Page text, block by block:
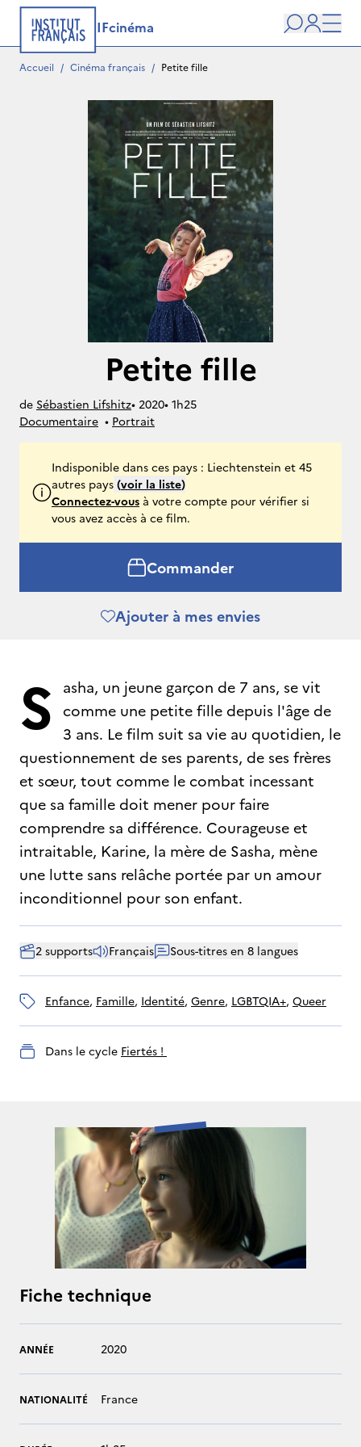
IFcinéma
user
Accueil / Cinéma français / Petite fille
Petite fille
de Sébastien Lifshitz• 2020• 1h25
Documentaire • Portrait
Indisponible dans ces pays : Liechtenstein et 45
autres pays (voir la liste)
Connectez-vous à votre compte pour vérifier si
vous avez accès à ce film.
Commander
Ajouter à mes envies
S
asha, un jeune garçon de 7 ans, se vit
comme une petite fille depuis l'âge de
3 ans. Le film suit sa vie au quotidien, le
questionnement de ses parents, de ses frères
et sœur, tout comme le combat incessant
que sa famille doit mener pour faire
comprendre sa différence. Courageuse et
intraitable, Karine, la mère de Sasha, mène
une lutte sans relâche portée par un amour
inconditionnel pour son enfant.
2 supports Français Sous-titres en 8 langues
enfance, famille, identité, genre, LGBTQIA+, Queer
Dans le cycle Fiertés !
Fiche technique
ANNÉE 2020
NATIONALITÉ France